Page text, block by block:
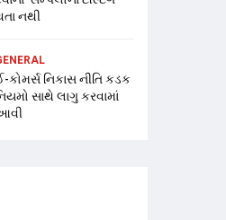
નથી
કોમર્સ નિકાસ નીતિ કડક
સાથે લાગુ કરવામાં